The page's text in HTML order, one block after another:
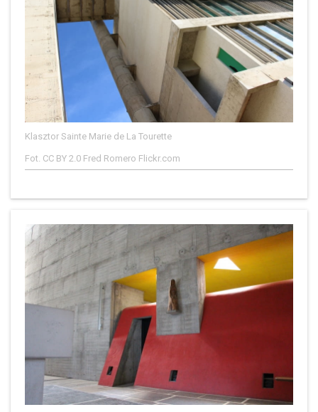
Klasztor Sainte Marie de La Tourette
Fot. CC BY 2.0 Fred Romero Flickr.com